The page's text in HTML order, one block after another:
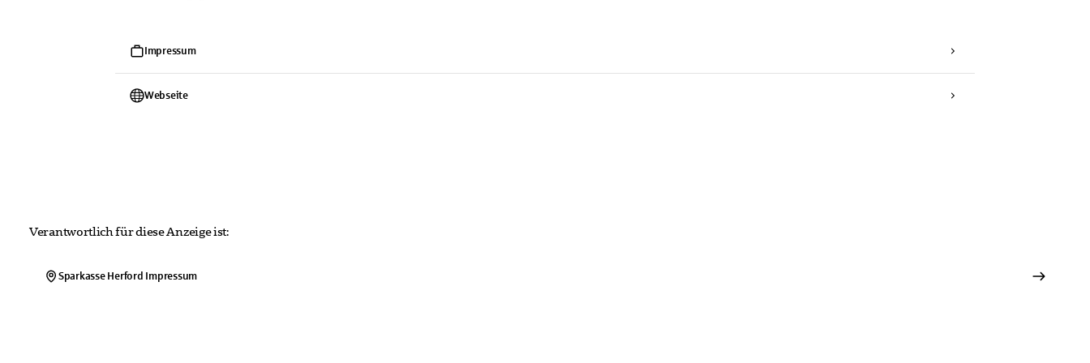
Impressum
Webseite
Verantwortlich für diese Anzeige ist:
Sparkasse Herford Impressum